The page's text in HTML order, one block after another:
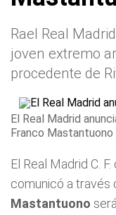
Rael Real
joven extremo
procedente de
El Real Madrid
Franco Mastantuono
El Real Madrid C.
comunicó a través
Mastantuono